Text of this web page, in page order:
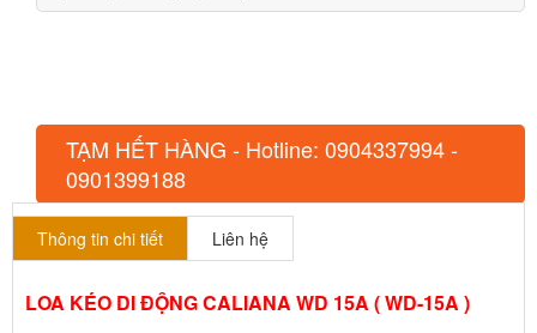
TẠM HẾT HÀNG - Hotline: 0904337994 -
0901399188
Thông tin chi tiết Liên hệ
LOA KÉO DI ĐỘNG CALIANA WD 15A ( WD-15A )